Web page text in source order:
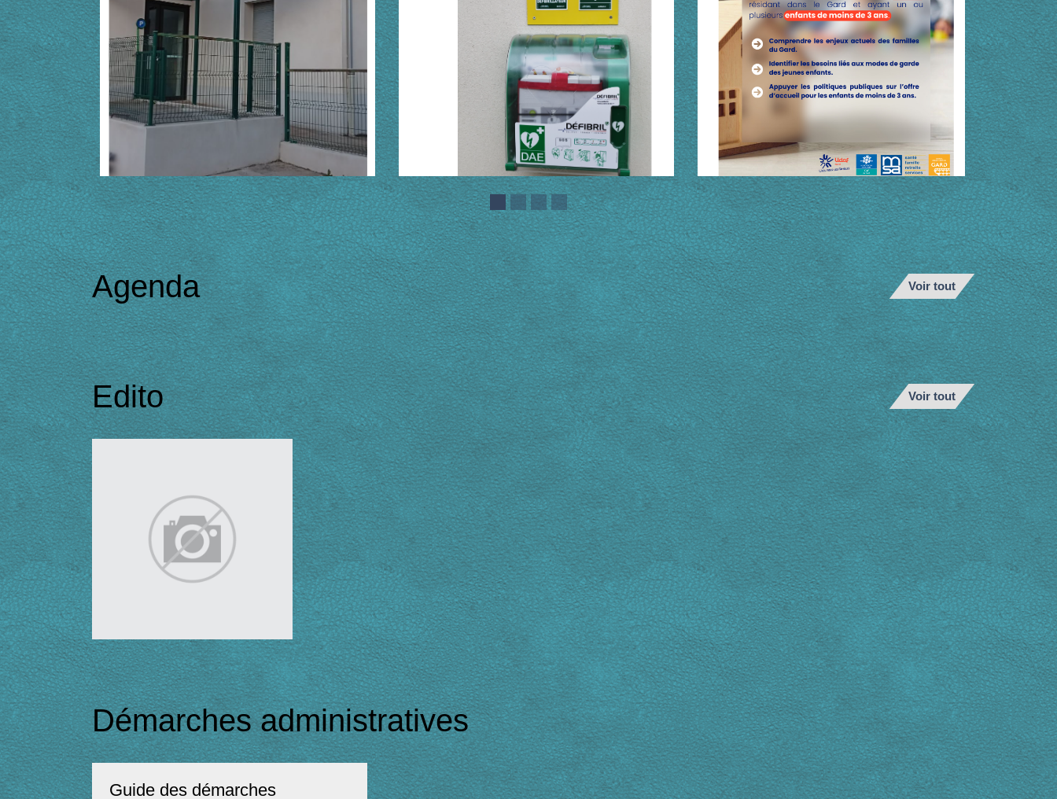
Agenda Voir tout
Edito Voir tout
Démarches administratives
Guide des démarches